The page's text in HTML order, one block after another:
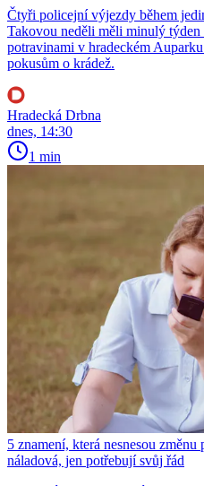
Čtyři policejní výjezdy během
Takovou neděli měli minulý
potravinami v hradeckém
pokusům o krádež.
Hradecká Drbna
dnes, 14:30
1 min
5 znamení, která nesnesou
náladová, jen potřebují svůj řád